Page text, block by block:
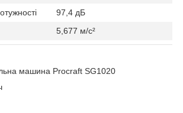
97,4 дБ
5,677 м/с²
машина Procraft SG1020